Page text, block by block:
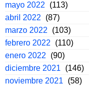
mayo 2022
(113)
abril 2022
(87)
marzo 2022
(103)
febrero 2022
(110)
enero 2022
(90)
diciembre 2021
(146)
noviembre 2021
(58)